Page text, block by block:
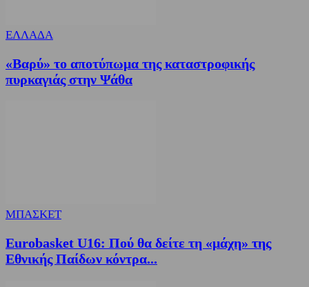
ΕΛΛΑΔΑ
«Βαρύ» το αποτύπωμα της καταστροφικής
πυρκαγιάς στην Ψάθα
ΜΠΑΣΚΕΤ
Eurobasket U16: Πού θα δείτε τη «μάχη» της
Εθνικής Παίδων κόντρα...